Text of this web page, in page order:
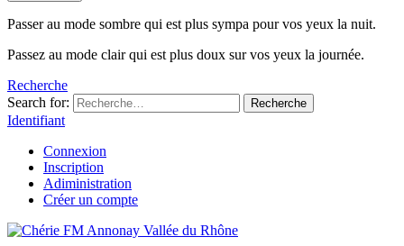
Passer au mode sombre qui est plus sympa pour vos yeux la nuit.
Passez au mode clair qui est plus doux sur vos yeux la journée.
Recherche
Search for:
Recherche
Identifiant
Connexion
Inscription
Adiministration
Créer un compte